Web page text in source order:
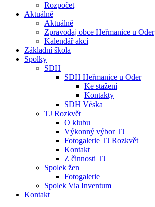
Rozpočet
Aktuálně
Aktuálně
Zpravodaj obce Heřmanice u Oder
Kalendář akcí
Základní škola
Spolky
SDH
SDH Heřmanice u Oder
Ke stažení
Kontakty
SDH Véska
TJ Rozkvět
O klubu
Výkonný výbor TJ
Fotogalerie TJ Rozkvět
Kontakt
Z činnosti TJ
Spolek žen
Fotogalerie
Spolek Via Inventum
Kontakt